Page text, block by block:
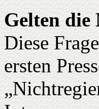
Gelten die
Diese
ersten